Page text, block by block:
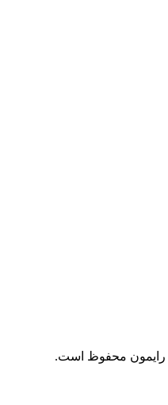
رایمون محفوظ است.